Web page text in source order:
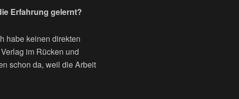
Erfahrung gelernt?
habe keinen direkten
im Rücken und
schon da, weil die Arbeit